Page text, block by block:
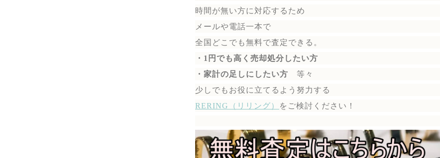
時間が無い方に対応するため
メールや電話一本で
全国どこでも無料で査定できる。
・1円でも高く売却処分したい方
・家計の足しにしたい方 等々
少しでもお役に立てるよう努力する
RERING（リリング）
を ご検討ください！